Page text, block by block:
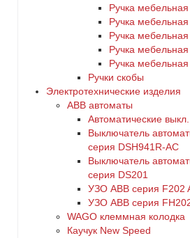
Ручка
Ручка
Ручка мебельная
Ручка мебельная
Ручка
Ручки скобы
Электротехнические изделия
ABB автоматы
Автоматические
Выключатель
серия DSH941R-AC
Выключатель
серия DS201
УЗО ABB серия F202
УЗО АВВ серия
WAGO клеммная колодка
Каучук New Speed